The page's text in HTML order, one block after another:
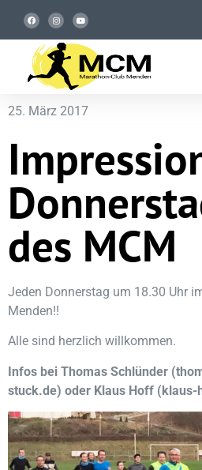
25. März 2017
des MCM
Jeden Donnerstag um 18.30 Uhr
Menden!!
Alle sind herzlich willkommen.
Infos bei Thomas Schlünder
stuck.de) oder Klaus Hoff (klaus-